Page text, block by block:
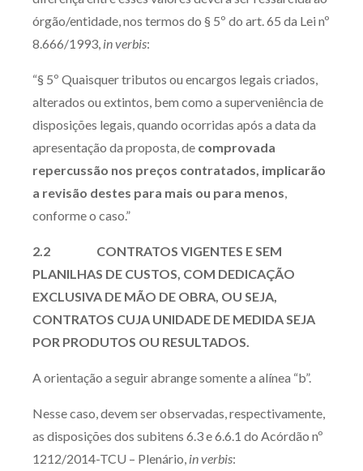
órgão/entidade, nos termos do § 5º do art. 65 da Lei nº
8.666/1993, in verbis:
“§ 5º Quaisquer tributos ou encargos legais criados,
alterados ou extintos, bem como a superveniência de
disposições legais, quando ocorridas após a data da
apresentação da proposta, de comprovada
repercussão nos preços contratados, implicarão
a revisão destes para mais ou para menos,
conforme o caso.”
2.2 CONTRATOS VIGENTES E SEM
PLANILHAS DE CUSTOS, COM DEDICAÇÃO
EXCLUSIVA DE MÃO DE OBRA, OU SEJA,
CONTRATOS CUJA UNIDADE DE MEDIDA SEJA
POR PRODUTOS OU RESULTADOS.
A orientação a seguir abrange somente a alínea “b”.
Nesse caso, devem ser observadas, respectivamente,
as disposições dos subitens 6.3 e 6.6.1 do Acórdão nº
1212/2014-TCU – Plenário, in verbis: